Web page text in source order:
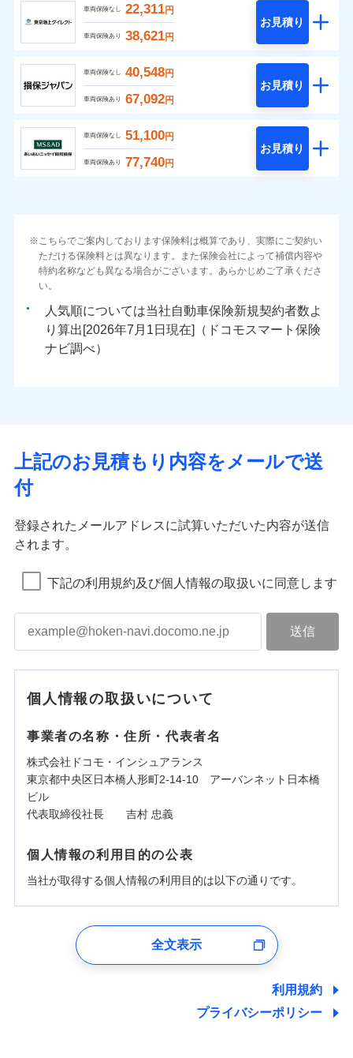
車両保険なし 22,311円
車両保険あり 38,621円
お見積り
車両保険なし 40,548円
車両保険あり 67,092円
お見積り
車両保険なし 51,100円
車両保険あり 77,740円
お見積り
こちらでご案内しております保険料は概算であり、実際にご契約い
ただける保険料とは異なります。また保険会社によって補償内容や
特約名称なども異なる場合がございます。あらかじめご了承くださ
い。
人気順については当社
新規契約者数よ
り算出[
年 月
日現在]（ドコモスマート保険
ナビ調べ）
上記のお見積もり内容をメールで送
付
登録されたメールアドレスに試算いただいた内容が送信
されます。
下記の利用規約及び個人情報の取扱いに同意します
個人情報の取扱いについて
事業者の名称・住所・代表者名
株式会社ドコモ・インシュアランス
東京都中央区日本橋人形町2-14-10 アーバンネット日本橋
ビル
代表取締役社長 吉村 忠義
個人情報の利用目的の公表
当社が取得する個人情報の利用目的は以下の通りです。
ユーザー登録受付および、管理のため
しくは委託を受けている保険会社・提携会社の保険その他に
関する情報を提供し、金融商品等の契約を勧奨するため、ま
た維持管理等の委託業務遂行のため、またそれらに付帯、関
全文表示
利用規約
プライバシーポリシー